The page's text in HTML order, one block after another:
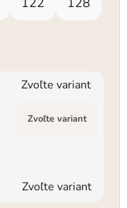
Zvoľte variant
Zvoľte variant
Zvoľte variant